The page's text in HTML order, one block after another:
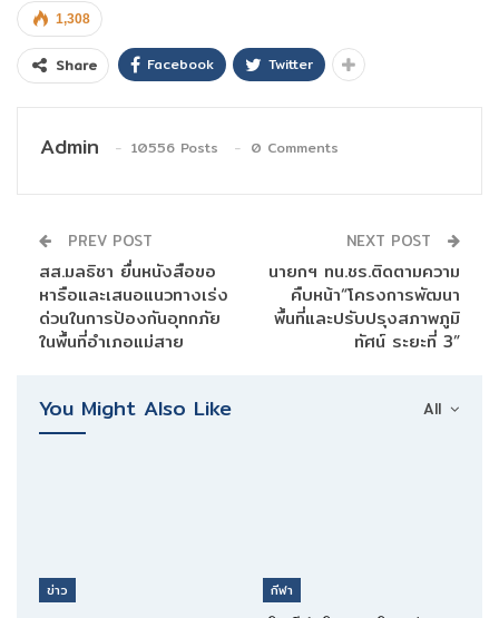
1,308
Share Facebook Twitter
Admin 10556 Posts 0 Comments
PREV POST
สส.มลธิชา ยื่นหนังสือขอ
หารือและเสนอแนวทางเร่ง
ด่วนในการป้องกันอุทกภัย
ในพื้นที่อำเภอแม่สาย
NEXT POST
นายกฯ ทน.ชร.ติดตามความ
คืบหน้า“โครงการพัฒนา
พื้นที่และปรับปรุงสภาพภูมิ
ทัศน์ ระยะที่ 3”
All
You Might Also Like
ข่าว
กีฬา